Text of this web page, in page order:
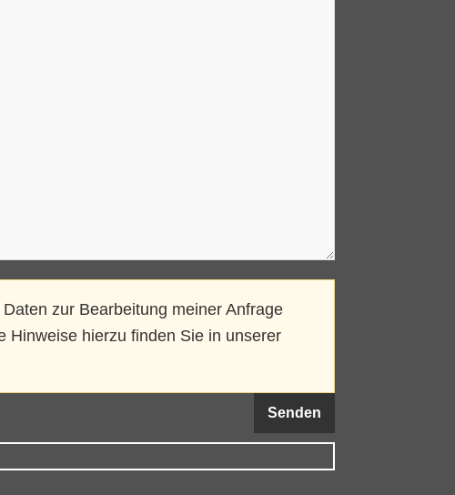
zur Bearbeitung meiner Anfrage
Hinweise hierzu finden Sie in unserer